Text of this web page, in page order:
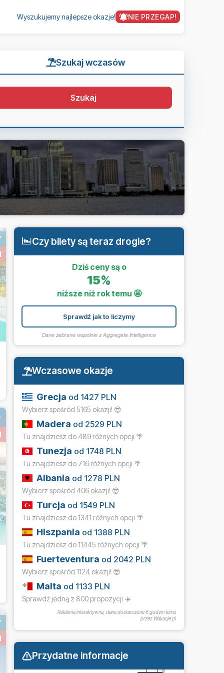
Wyszukujemy najlepsze okazje! NIE PRZEGAP!
Szukaj wczasów
Szukaj
Czy bilety są teraz drogie?
Dziś ceny są o
15%
niższe niż rok temu 🤩
Sprawdź jak to liczymy
Dane zebrane wspólnie zAggregate Intelligence
Wczasowe okazje
Grecja od 1427 PLN
Wybierz spośród 5165 okazji! 😎
Madera od 2529 PLN
Tu znajdziesz do 489 różnych opcji 🌴
Tunezja od 1748 PLN
Tu znajdziesz do 716 różnych opcji 🌴
Albania od 1278 PLN
Wybierz spośród 406 okazji! 😎
Turcja od 1549 PLN
Tu znajdziesz do 1341 różnych opcji 🌴
Hiszpania od 1388 PLN
Tu znajdziesz do 11445 różnych opcji 🌴
Fuerteventura od 2042 PLN
Wybierz spośród 1124 okazji! 😎
Malta od 1133 PLN
Sprawdź jedną z 800 propozycji ☀️
Reklama interaktywna, dane dostarczone6 godzin temu
przez Wakacje.pl
Przydatne informacje